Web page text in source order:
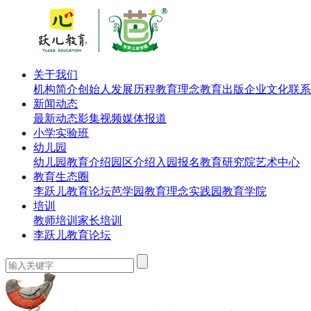
关于我们
机构简介创始人 发展历程教育理念教育出版企业文化联
新闻动态
最新动态影集视频媒体报道
小学实验班
幼儿园
幼儿园教育介绍园区介绍 入园报名教育研究院艺术中心
教育生态圈
李跃儿教育论坛芭学园教育理念实践园教育学院
培训
教师培训 家长培训
李跃儿教育论坛